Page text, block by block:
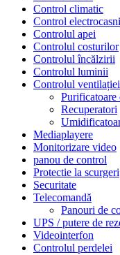
Control climatic
Control
Controlul apei
Controlul costurilor
Controlul încălzirii
Controlul luminii
Controlul ventilației
Purificatoare
Recuperatori
Mediaplayere
Monitorizare video
panou de control
Protectie la scurgeri
Securitate
Telecomandă
Panouri de
UPS / putere de
Videointerfon
Сontrolul perdelei